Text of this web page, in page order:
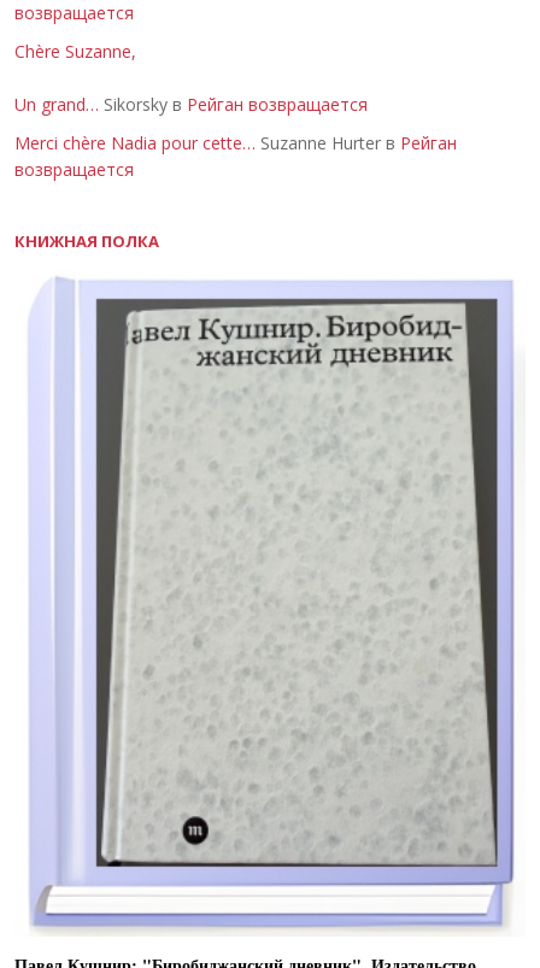
возвращается
Chère Suzanne,
Un grand… Sikorsky в Рейган возвращается
Merci chère Nadia pour cette… Suzanne Hurter в Рейган
возвращается
КНИЖНАЯ ПОЛКА